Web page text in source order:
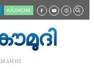
KĀZHCHA
AM IST